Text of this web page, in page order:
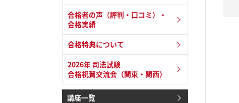
合格者の声（評判・口コミ）・
合格実績
合格特典について
2026年 司法試験
合格祝賀交流会（関東・関西）
講座一覧